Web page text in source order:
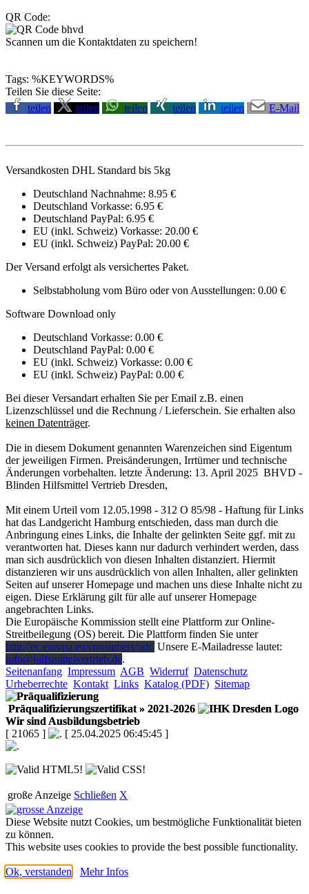
QR Code:
Scannen um die Kontaktdaten zu speichern!
Tags: %KEYWORDS%
Teilen Sie diese Seite:
teilen
teilen teilen teilen teilen E-Mail
Versandkosten DHL Standard bis 5kg
Deutschland Nachnahme: 8.95 €
Deutschland Vorkasse: 6.95 €
Deutschland PayPal: 6.95 €
EU (inkl. Schweiz) Vorkasse: 20.00 €
EU (inkl. Schweiz) PayPal: 20.00 €
Der Versand erfolgt als versichertes Paket.
Selbstabholung vom Büro oder von Ausstellungen: 0.00 €
Software Download only
Deutschland Vorkasse: 0.00 €
Deutschland PayPal: 0.00 €
EU (inkl. Schweiz) Vorkasse: 0.00 €
EU (inkl. Schweiz) PayPal: 0.00 €
Bei dieser Versandart erhalten Sie per Email z.B. einen
Lizenzschlüssel und die Rechnung / Lieferschein. Sie erhalten also
keinen Datenträger.
Die in diesem Dokument genannten Warenzeichen sind Eigentum
der jeweiligen Firmen. Preisänderungen, Irrtümer und technische
Änderungen vorbehalten. letzte Änderung: 13. April 2025 BHVD -
Blinden Hilfsmittel Vertrieb Dresden,
Mit einem Urteil vom 12.05.1998 - 312 O 85/98 - Haftung für Links
hat das Landgericht Hamburg entschieden, dass man durch die
Anbringung eines Links, die Inhalte der gelinkten Seite ggf. mit zu
verantworten hat. Dieses kann nur dadurch verhindert werden, dass
man sich ausdrücklich von diesen Inhalten distanziert. Hiermit
distanzieren wir uns ausdrücklich von allen Inhalten, aller gelinkten
Seiten auf unserer Homepage und machen uns diese Inhalte nicht zu
eigen. Diese Erklärung gilt für alle auf unserer Homepage
angebrachten Links.
Die Europäische Kommission stellt eine Plattform zur Online-
Streitbeilegung (OS) bereit. Die Plattform finden Sie unter
http://ec.europa.eu/consumers/odr/Unsere E-Mailadresse lautet:
info@hilfsmittelvertrieb.de.
Seitenanfang Impressum AGB Widerruf Datenschutz
Urheberrechte Kontakt Links Katalog (PDF) Sitemap
Präqualifizierungszertifikat » 2021-2026
Wir sind Ausbildungsbetrieb
[ 21065 ]
[ 25.04.2025 06:45:45 ]
große Anzeige Schließen X
Diese Website nutzt Cookies, um bestmögliche Funktionalität bieten
zu können.
This website uses cookies to provide the best possible functionality.
Ok, verstanden Mehr Infos